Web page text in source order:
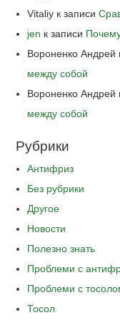
Vitaliy к записи
jen к записи
Вороненко Андрей
между собой
Вороненко Андрей
между собой
Рубрики
Антифриз
Без рубрики
Другое
Новости
Полезно знать
Проблеми с
Проблеми с
Тосол